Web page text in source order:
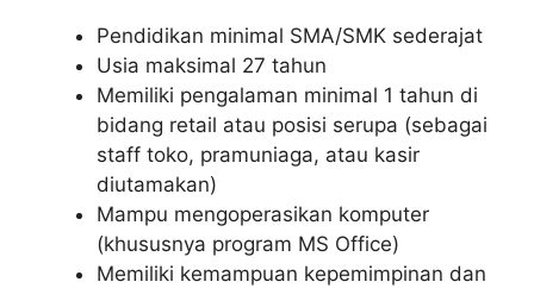
Pendidikan minimal SMA/SMK sederajat
Usia maksimal 27 tahun
Memiliki pengalaman minimal 1 tahun di
bidang retail atau posisi serupa (sebagai
staff toko, pramuniaga, atau kasir
diutamakan)
Mampu mengoperasikan komputer
(khususnya program MS Office)
Memiliki kemampuan kepemimpinan dan